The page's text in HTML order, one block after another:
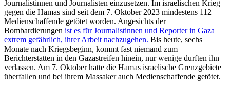
Journalistinnen und Journalisten einzusetzen. Im israelischen Krieg
gegen die Hamas sind seit dem 7. Oktober 2023 mindestens 112
Medienschaffende getötet worden. Angesichts der
Bombardierungen ist es für Journalistinnen und Reporter in Gaza
extrem gefährlich, ihrer Arbeit nachzugehen. Bis heute, sechs
Monate nach Kriegsbeginn, kommt fast niemand zum
Berichterstatten in den Gazastreifen hinein, nur wenige durften ihn
verlassen. Am 7. Oktober hatte die Hamas israelische Grenzgebiete
überfallen und bei ihrem Massaker auch Medienschaffende getötet.